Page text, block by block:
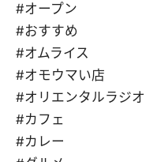
#オープン
#おすすめ
#オムライス
#オモウマい店
#オリエンタルラジオ
#カフェ
#カレー